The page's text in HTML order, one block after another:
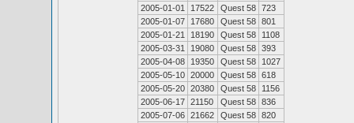
2005-01-01
17522 Quest 58 723
2005-01-07
17680 Quest 58 801
2005-01-21
18190 Quest 58
1108
2005-03-31
19080 Quest 58 393
2005-04-08
19350 Quest 58
1027
2005-05-10 20000 Quest 58 618
2005-05-20 20380 Quest 58
1156
2005-06-17 21150 Quest 58 836
2005-07-06 21662 Quest 58 820